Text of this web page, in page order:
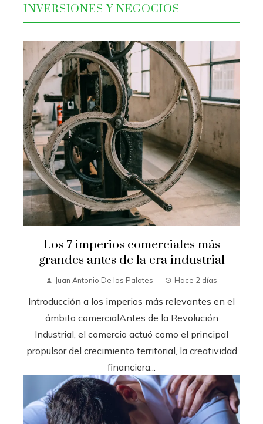
INVERSIONES Y NEGOCIOS
Los 7 imperios comerciales más
grandes antes de la era industrial
Juan Antonio De los Palotes Hace 2 días
Introducción a los imperios más relevantes en el
ámbito comercialAntes de la Revolución
Industrial, el comercio actuó como el principal
propulsor del crecimiento territorial, la creatividad
financiera...